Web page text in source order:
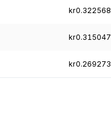
kr0.322568
kr0.315047
kr0.269273